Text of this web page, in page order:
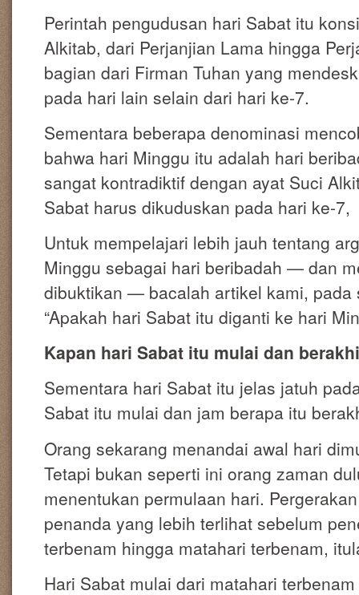
Perintah pengudusan hari Sabat itu
Alkitab, dari Perjanjian Lama hingga
bagian dari Firman Tuhan yang
pada hari lain selain dari hari ke-7.
Sementara beberapa denominasi
bahwa hari Minggu itu adalah hari
sangat kontradiktif dengan ayat Suci
Sabat harus dikuduskan pada hari ke-7,
Untuk mempelajari lebih jauh tentang
Minggu sebagai hari beribadah — dan
dibuktikan — bacalah artikel kami, pada
“Apakah hari Sabat itu diganti ke hari
Kapan hari Sabat itu mulai dan
Sementara hari Sabat itu jelas jatuh
Sabat itu mulai dan jam berapa itu
Orang sekarang menandai awal hari
Tetapi bukan seperti ini orang zaman
menentukan permulaan hari.
penanda yang lebih terlihat sebelum
terbenam hingga matahari terbenam,
Hari Sabat mulai dari matahari